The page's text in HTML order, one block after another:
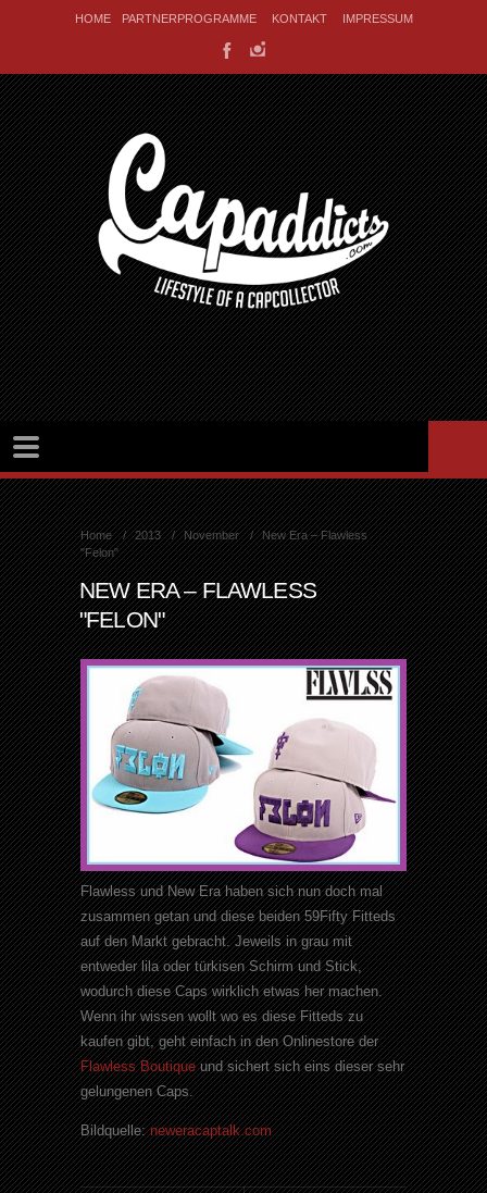
HOME PARTNERPROGRAMME KONTAKT IMPRESSUM
Home 2013 November
New Era – Flawless
"Felon"
NEW ERA – FLAWLESS
"FELON"
Flawless und New Era haben sich nun doch mal
zusammen getan und diese beiden 59Fifty Fitteds
auf den Markt gebracht. Jeweils in grau mit
entweder lila oder türkisen Schirm und Stick,
wodurch diese Caps wirklich etwas her machen.
Wenn ihr wissen wollt wo es diese Fitteds zu
kaufen gibt, geht einfach in den Onlinestore der
Flawless Boutiqueund sichert sich eins dieser sehr
gelungenen Caps.
Bildquelle:neweracaptalk.com